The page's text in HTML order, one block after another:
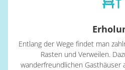
Entlang der Wege findet man
Rasten und Verweilen.
wanderfreundlichen Gasthäuser